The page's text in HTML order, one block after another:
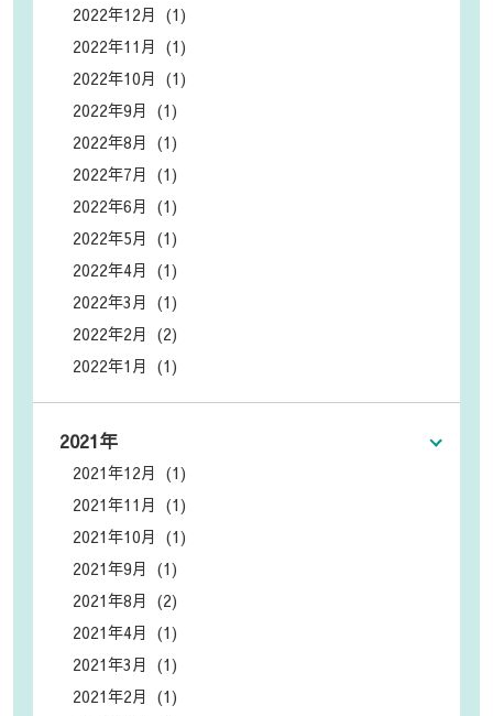
2022年12月 (1)
2022年11月 (1)
2022年10月 (1)
2022年9月 (1)
2022年8月 (1)
2022年7月 (1)
2022年6月 (1)
2022年5月 (1)
2022年4月 (1)
2022年3月 (1)
2022年2月 (2)
2022年1月 (1)
2021年
2021年12月 (1)
2021年11月 (1)
2021年10月 (1)
2021年9月 (1)
2021年8月 (2)
2021年4月 (1)
2021年3月 (1)
2021年2月 (1)